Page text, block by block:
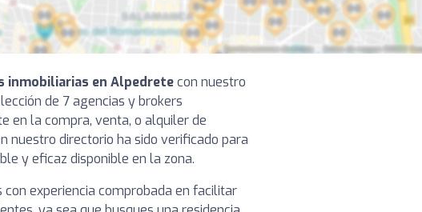
inmobiliarias en Alpedretecon nuestro
de 7 agencias y brokers
en la compra, venta, o alquiler de
nuestro directorio ha sido verificado para
y eficaz disponible en la zona.
experiencia comprobada en facilitar